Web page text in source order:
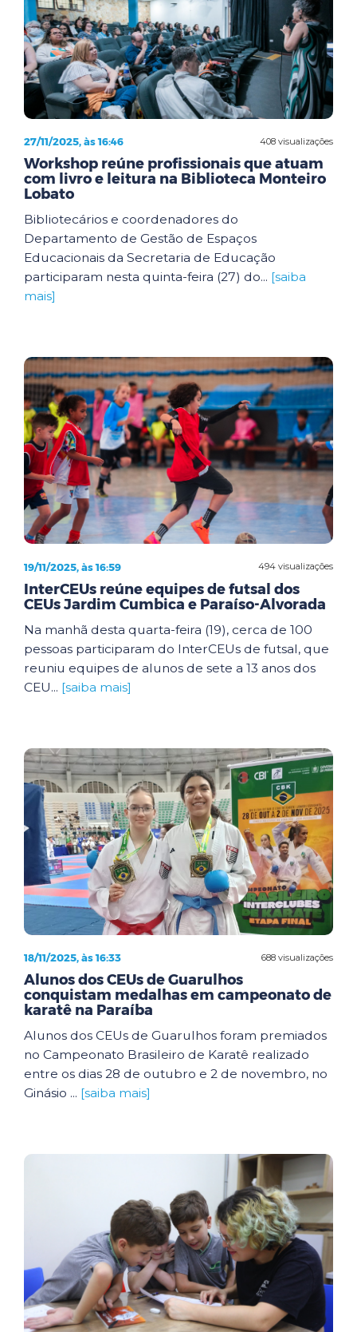
408 visualizações
27/11/2025, às 16:46
Workshop reúne profissionais que atuam
com livro e leitura na Biblioteca Monteiro
Lobato
Bibliotecários e coordenadores do
Departamento de Gestão de Espaços
Educacionais da Secretaria de Educação
participaram nesta quinta-feira (27) do... [saiba
mais]
494 visualizações
19/11/2025, às 16:59
InterCEUs reúne equipes de futsal dos
CEUs Jardim Cumbica e Paraíso-Alvorada
Na manhã desta quarta-feira (19), cerca de 100
pessoas participaram do InterCEUs de futsal, que
reuniu equipes de alunos de sete a 13 anos dos
CEU... [saiba mais]
688 visualizações
18/11/2025, às 16:33
Alunos dos CEUs de Guarulhos
conquistam medalhas em campeonato de
karatê na Paraíba
Alunos dos CEUs de Guarulhos foram premiados
no Campeonato Brasileiro de Karatê realizado
entre os dias 28 de outubro e 2 de novembro, no
Ginásio ... [saiba mais]